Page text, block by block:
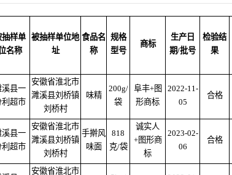
抽样单
名称
被抽样单位地
址
食品名
称
规格
型号
商标
生产日
期/批号
检验结
果
溪县一
利超市
安徽省淮北市
濉溪县刘桥镇
刘桥村
味精
200g/
袋
阜丰+图
形商标
2022-11-
05
合格
溪县一
利超市
安徽省淮北市
濉溪县刘桥镇
刘桥村
手擀风
味面
818
克/袋
诚实人
+图形商
标
2023-02-
06
合格
安徽省淮北市